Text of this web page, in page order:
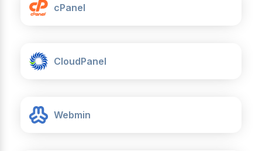
cPanel
CloudPanel
Webmin